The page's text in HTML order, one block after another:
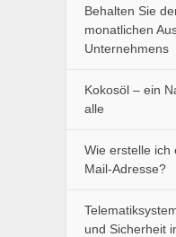
Behalten Sie
monatlichen
Unternehmens
Kokosöl – ein
alle
Wie erstelle ich
Mail-Adresse?
und Sicherheit